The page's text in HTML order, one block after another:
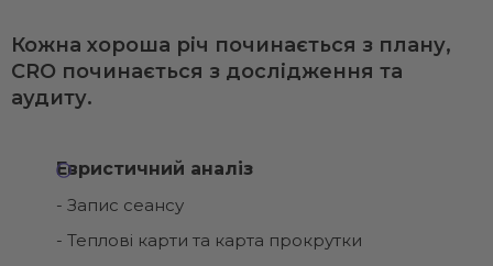
Кожна хороша річ починається з плану,
CRO починається з дослідження та
аудиту.
Евристичний аналіз
- Запис сеансу
- Теплові карти та карта прокрутки